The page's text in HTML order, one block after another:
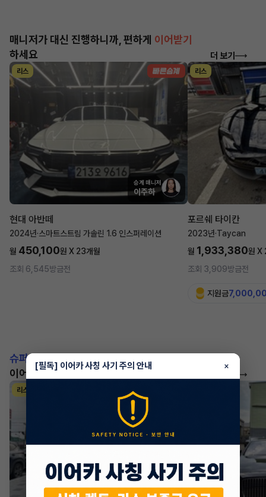
매니저가 대신 진행하니까, 편하게 이어받기
하세요
더 보기
리스
승계 매니저
이주하
현대 아반떼
2024년·스마트스트림 가솔린 1.6 인스퍼레이션
월 450,100원 X 23개월
조회 6,545방금전
리스
포르쉐 타이칸
2023년·Taycan
월 1,933,380원 X
조회 3,909방금전
지원금
슈퍼카!
이어카에서 좋은 조건으로 만나보세요
리스
[필독] 이어카 사칭 사기 주의 안내 ×